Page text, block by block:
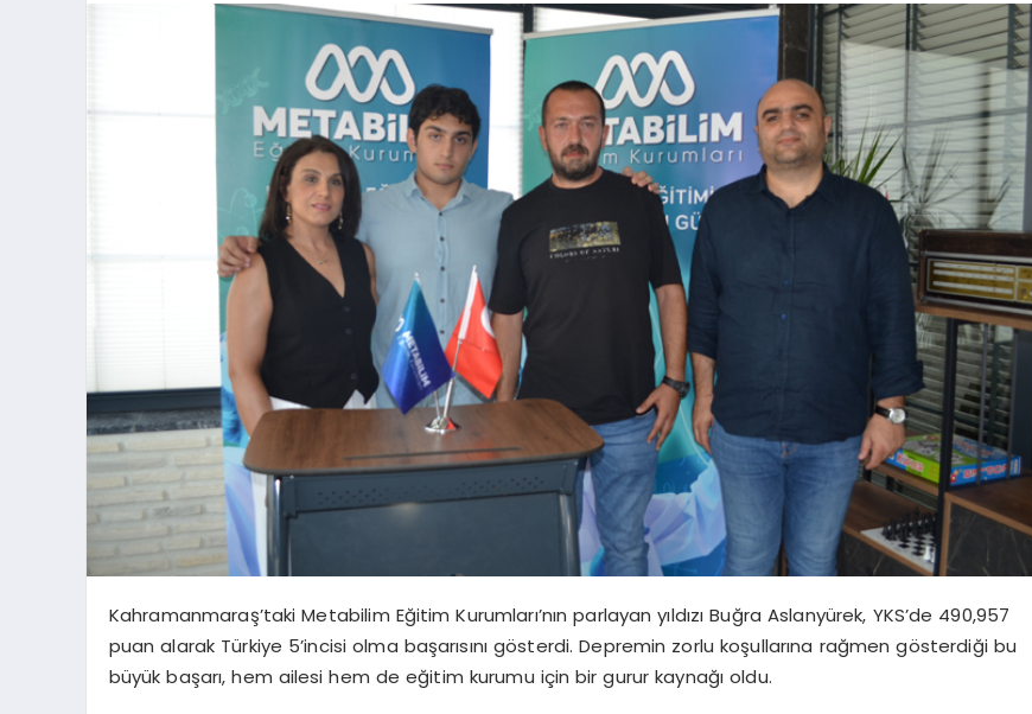
Kahramanmaraş’taki Metabilim Eğitim Kurumları’nın parlayan yıldızı Buğra Aslanyürek, YKS’de 490,957
puan alarak Türkiye 5’incisi olma başarısını gösterdi. Depremin zorlu koşullarına rağmen gösterdiği bu
büyük başarı, hem ailesi hem de eğitim kurumu için bir gurur kaynağı oldu.